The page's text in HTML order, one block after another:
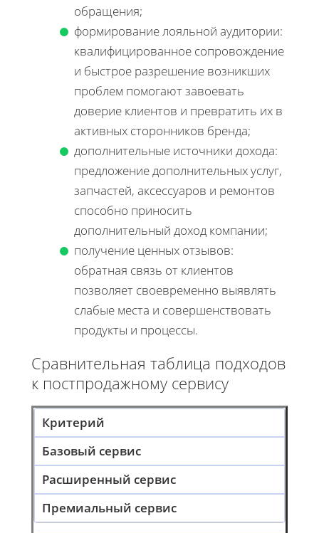
обращения;
формирование лояльной аудитории:
квалифицированное сопровождение
и быстрое разрешение возникших
проблем помогают завоевать
доверие клиентов и превратить их в
активных сторонников бренда;
дополнительные источники дохода:
предложение дополнительных услуг,
запчастей, аксессуаров и ремонтов
способно приносить
дополнительный доход компании;
получение ценных отзывов:
обратная связь от клиентов
позволяет своевременно выявлять
слабые места и совершенствовать
продукты и процессы.
Сравнительная таблица подходов
к постпродажному сервису
Критерий
Базовый сервис
Расширенный сервис
Премиальный сервис